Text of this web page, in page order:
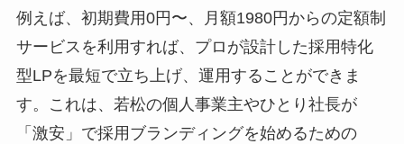
例えば、初期費用0円〜、月額1980円からの定額制
サービスを利用すれば、プロが設計した採用特化
型LPを最短で立ち上げ、運用することができま
す。これは、若松の個人事業主やひとり社長が
「激安」で採用ブランディングを始めるための